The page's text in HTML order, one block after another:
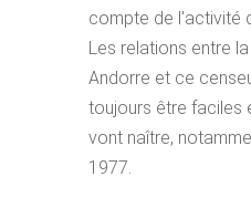
compte de l'activité
Les relations entre
Andorre et ce
toujours être faciles
vont naître,
1977.